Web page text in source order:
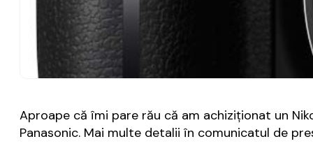
Aproape că îmi pare rău că am achiziționat un
Panasonic. Mai multe detalii în comunicatul de